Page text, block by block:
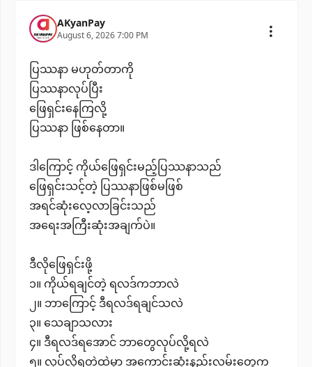
AKyanPay
August 6, 2026 7:00 PM
ပြဿနာ မဟုတ်တာကို
ပြဿနာလုပ်ပြီး
ဖြေရှင်းနေကြလို့
ပြဿနာ ဖြစ်နေတာ။
ဒါကြောင့် ကိုယ်ဖြေရှင်းမည့်ပြဿနာသည်
ဖြေရှင်းသင့်တဲ့ ပြဿနာဖြစ်မဖြစ်
အရင်ဆုံးလေ့လာခြင်းသည်
အရေးအကြီးဆုံးအချက်ပဲ။
ဒီလိုဖြေရှင်းဖို့
၁။ ကိုယ်ရချင်တဲ့ ရလဒ်ကဘာလဲ
၂။ ဘာကြောင့် ဒီရလဒ်ရချင်သလဲ
၃။ သေချာသလား
၄။ ဒီရလဒ်ရအောင် ဘာတွေလုပ်လို့ရလဲ
၅။ လုပ်လို့ရတဲ့ထဲမှာ အကောင်းဆုံးနည်းလမ်းတွေက